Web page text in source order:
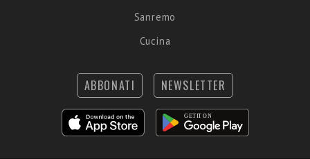
Sanremo
Cucina
ABBONATI NEWSLETTER